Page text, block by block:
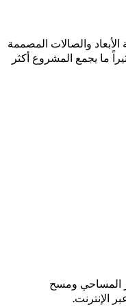
الأبعاد والصالات المصممة
ما يجمع المشروع أكثر
المساحي ومسح
الإنترنت.